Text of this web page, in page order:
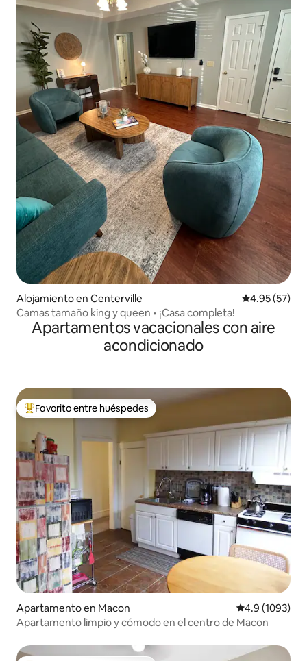
Alojamiento en Centerville Calificación
4.95 (57)
Camas tamaño king y queen • ¡Casa completa!
Apartamentos vacacionales con aire
acondicionado
Favorito entre huéspedes preferido
Favorito entre huéspedes
Apartamento en Macon Calificación
4.9 (1093)
Apartamento limpio y cómodo en el centro de Macon